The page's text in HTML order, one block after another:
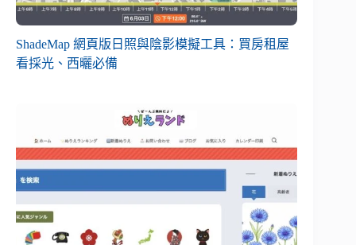
ShadeMap 網頁版日照與陰影模擬工具：買房租屋
看採光、西曬必備